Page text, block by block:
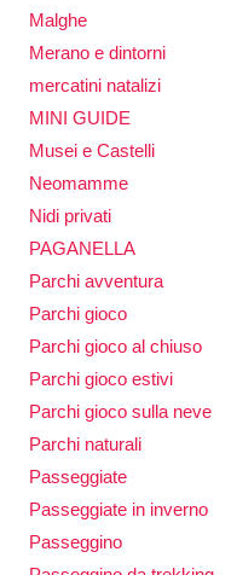
Malghe
Merano e dintorni
mercatini natalizi
MINI GUIDE
Musei e Castelli
Neomamme
Nidi privati
PAGANELLA
Parchi avventura
Parchi gioco
Parchi gioco al chiuso
Parchi gioco estivi
Parchi gioco sulla neve
Parchi naturali
Passeggiate
Passeggiate in inverno
Passeggino